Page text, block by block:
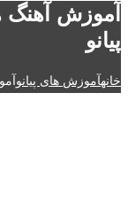
آموزش آهنگ
پیانو
خانهآموزش های پیانو